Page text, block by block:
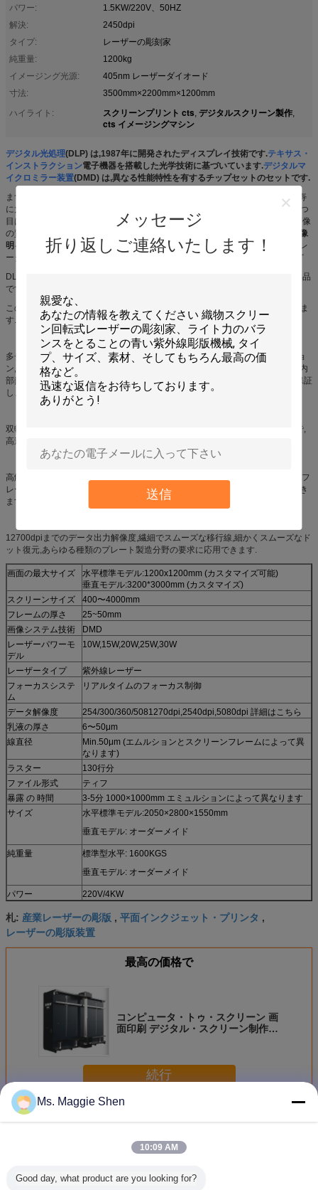
メッセージ
折り返しご連絡いたします！
送信
パワー:
1.5KW/220V、50HZ
解決:
2450dpi
タイプ:
レーザーの彫刻家
純重量:
1200kg
イメージング光源:
405nm レーザーダイオード
寸法:
3500mm×2200mm×1200mm
ハイライト:
スクリーンプリント cts, デジタルスクリーン製作,
cts イメージングマシン
デジタル光処理(DLP) は,1987年に開発されたディスプレイ技術です.テキサス・
インストラクション電子機器を搭載した光学技術に基づいています.デジタルマ
イクロミラー装置(DMD) は,異なる性能特性を有するチップセットのセットです.
まず,DMDは半導体で 完全に無機材料で作られています. これはデバイスの長寿
に大きな影響を与えます. 製造者のデータから,装置の寿命は 150 年までです2つ
目は,DMDは光学設計に塵や小粒子が入らないように密封できるので,通常は画像
の質が劇的に低下します.さらに,
DLP投影システムは優れたコントラストと画像
明るさの均一性を提供し,多くのハイエンド投影でも重要な要因である.
シミュレ
ーター,プラネタリウム,科学ビジュアライゼーション,制御室,その他の用途など
DLP技術の重要な部品の一つは DMDです これは個々のピクセルを作り出す部品
です半導体チップのマトリックスに置かれた微小な鏡によって作成されます.
このDLPシステムエグレーバーで 3Dやデジタル効果を簡単に作ることができま
す.
多チャネルレーザー組み合わせのユニークな技術,レーザー電力の多種オプショ
ン,安定したエネルギー出力を保証するレーザーエネルギーの均一化,すべての内
部熱部品の恒温を確保する水冷却システムレーザーの出力が安定することを保証
します
双軸磁気浮遊運動制御システムと超高精度グリッドフィードバックシステムで,
高速と高精度操作を保証し,システムは安定し,保守が簡単です.
高解像度レンズ 焦点深さ幅が広い 自動リアルタイム焦点調整システムで 自動フ
レームロックメカニズムで あらゆる種類の不均質なプレートで 簡単に操作でき
ますシンプルで信頼性の高い操作.
12700dpiまでのデータ出力解像度,繊細でスムーズな移行線,細かくスムーズなド
ット復元,あらゆる種類のプレート製造分野の要求に応用できます.
画面の最大サイズ
水平標準モデル:1200x1200mm (カスタマイズ可能)
垂直モデル:3200*3000mm (カスタマイズ)
スクリーンサイズ
400〜4000mm
フレームの厚さ
25~50mm
画像システム技術
DMD
レーザーパワーモ
デル
10W,15W,20W,25W,30W
レーザータイプ
紫外線レーザー
フォーカスシステ
ム
リアルタイムのフォーカス制御
データ解像度
254/300/360/5081270dpi,2540dpi,5080dpi 詳細はこちら
乳液の厚さ
6〜50μm
線直径
Min.50μm (エムルションとスクリーンフレームによって異
なります)
ラスター
130行分
ファイル形式
ティフ
暴露 の 時間
3-5分 1000×1000mm エミュルションによって異なります
サイズ
水平標準モデル:2050×2800×1550mm
垂直モデル: オーダーメイド
純重量
標準型水平: 1600KGS
垂直モデル: オーダーメイド
パワー 220V/4KW
札: 産業レーザーの彫版 , 平面インクジェット・プリンタ ,
レーザーの彫版装置
最高の価格で
コンピュータ・トゥ・スクリーン 画
面印刷 デジタル・スクリーン制作
リーン製造 システム
続行
多く平面レーザーの彫刻家
Ms. Maggie Shen
10:09 AM
Good day, what product are you looking for?